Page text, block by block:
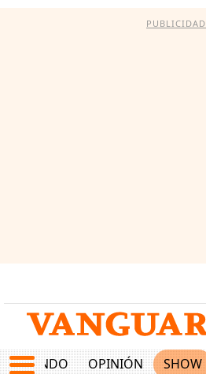
PUBLICIDAD
MUNDO OPINIÓN SHOW